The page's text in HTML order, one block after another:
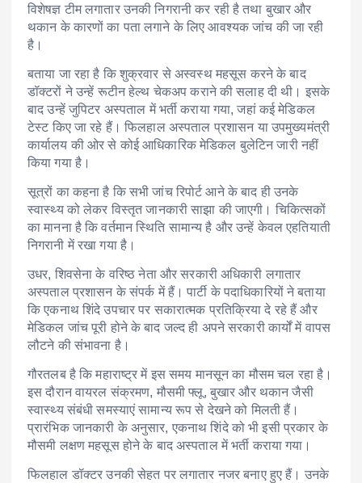
विशेषज्ञ टीम लगातार उनकी निगरानी कर रही है तथा बुखार और
थकान के कारणों का पता लगाने के लिए आवश्यक जांच की जा रही
है।
बताया जा रहा है कि शुक्रवार से अस्वस्थ महसूस करने के बाद
डॉक्टरों ने उन्हें रूटीन हेल्थ चेकअप कराने की सलाह दी थी। इसके
बाद उन्हें जुपिटर अस्पताल में भर्ती कराया गया, जहां कई मेडिकल
टेस्ट किए जा रहे हैं। फिलहाल अस्पताल प्रशासन या उपमुख्यमंत्री
कार्यालय की ओर से कोई आधिकारिक मेडिकल बुलेटिन जारी नहीं
किया गया है।
सूत्रों का कहना है कि सभी जांच रिपोर्ट आने के बाद ही उनके
स्वास्थ्य को लेकर विस्तृत जानकारी साझा की जाएगी। चिकित्सकों
का मानना है कि वर्तमान स्थिति सामान्य है और उन्हें केवल एहतियाती
निगरानी में रखा गया है।
उधर, शिवसेना के वरिष्ठ नेता और सरकारी अधिकारी लगातार
अस्पताल प्रशासन के संपर्क में हैं। पार्टी के पदाधिकारियों ने बताया
कि एकनाथ शिंदे उपचार पर सकारात्मक प्रतिक्रिया दे रहे हैं और
मेडिकल जांच पूरी होने के बाद जल्द ही अपने सरकारी कार्यों में वापस
लौटने की संभावना है।
गौरतलब है कि महाराष्ट्र में इस समय मानसून का मौसम चल रहा है।
इस दौरान वायरल संक्रमण, मौसमी फ्लू, बुखार और थकान जैसी
स्वास्थ्य संबंधी समस्याएं सामान्य रूप से देखने को मिलती हैं।
प्रारंभिक जानकारी के अनुसार, एकनाथ शिंदे को भी इसी प्रकार के
मौसमी लक्षण महसूस होने के बाद अस्पताल में भर्ती कराया गया।
फिलहाल डॉक्टर उनकी सेहत पर लगातार नजर बनाए हुए हैं। उनके